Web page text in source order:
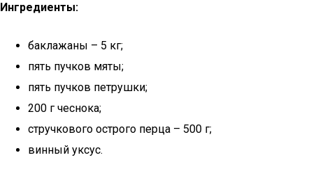
Ингредиенты:
баклажаны – 5 кг;
пять пучков мяты;
пять пучков петрушки;
200 г чеснока;
стручкового острого перца – 500 г;
винный уксус.